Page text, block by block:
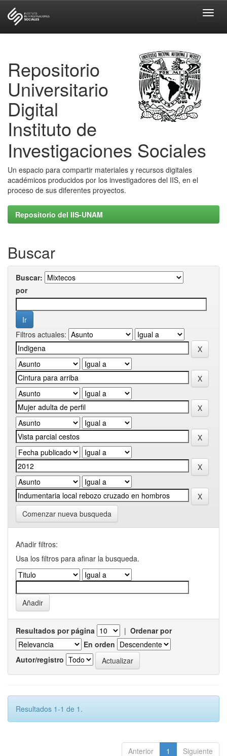
Repositorio
Universitario
Digital
Instituto de
Investigaciones Sociales
Un espacio para compartir materiales y recursos digitales
académicos producidos por los investigadores del IIS, en el
proceso de sus diferentes proyectos.
Repositorio del IIS-UNAM
Buscar
Buscar:
por
Filtros actuales:
Comenzar nueva busqueda
Añadir filtros:
Usa los filtros para afinar la busqueda.
Resultados por página | Ordenar por
En orden
Autor/registro
Resultados 1-1 de 1.
Anterior 1 Siguiente